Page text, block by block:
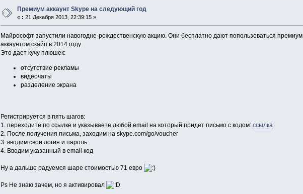
Премиум аккаунт Skype на следующий год
« : 21 Декабря 2013, 22:39:15 »
Майрософт запустили навогодне-рождественскую акцию. Они бесплатно дают попользоваться премиум
аккаунтом скайп в 2014 году.
Это дает кучу плюшек:
отсутствие рекламы
видеочаты
разделение экрана
Регистрируется в пять шагов:
1. переходите по ссылке и указываете любой email на который придет письмо с кодом:ссылка
2. После получения письма, заходим на skype.com/go/voucher
3. вводим свои логин и пароль
4. Вводим указанный в email код
Ну а дальше радуемся шаре стоимостью 71 евро
Ps Не знаю зачем, но я активировал